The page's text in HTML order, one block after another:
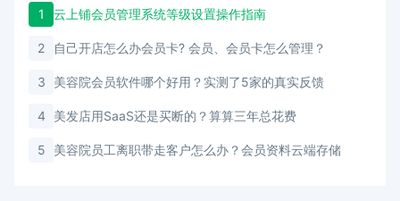
1 云上铺会员管理系统等级设置操作指南
2 自己开店怎么办会员卡? 会员、会员卡怎么管理？
3 美容院会员软件哪个好用？实测了5家的真实反馈
4 美发店用SaaS还是买断的？算算三年总花费
5 美容院员工离职带走客户怎么办？会员资料云端存储